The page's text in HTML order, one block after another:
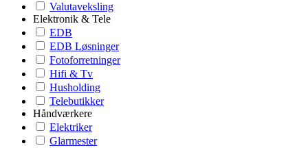
Valutaveksling
Elektronik & Tele
EDB
EDB Løsninger
Fotoforretninger
Hifi & Tv
Husholding
Telebutikker
Håndværkere
Elektriker
Glarmester